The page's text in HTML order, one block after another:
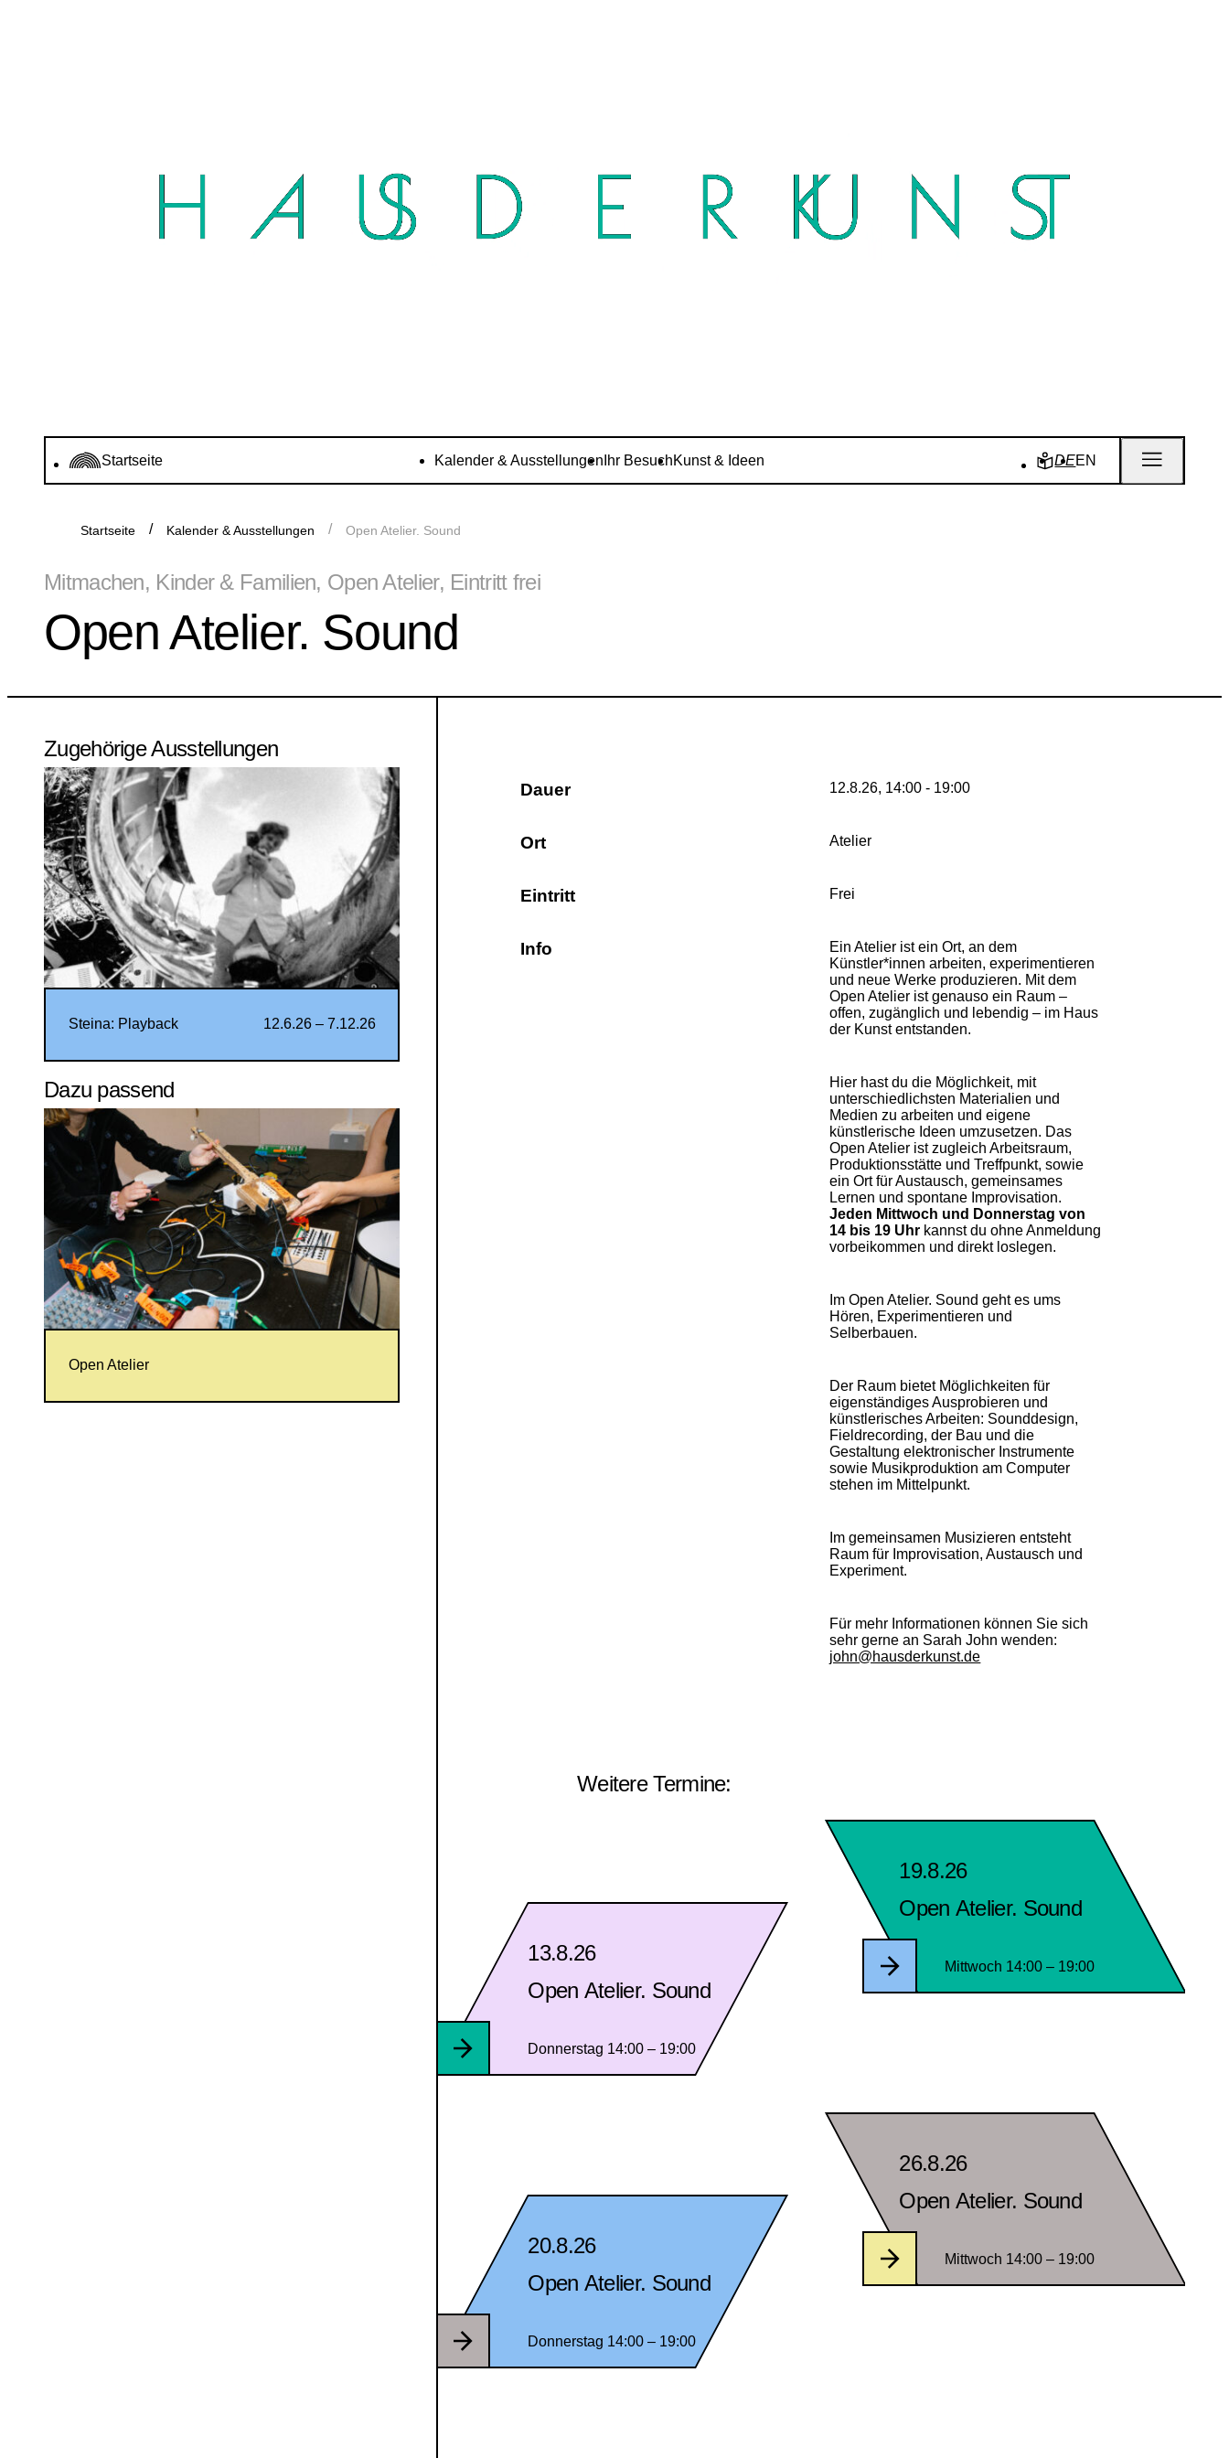
Startseite Kalender & Ausstellungen Ihr BesuchKunst & Ideen DEEN
Startseite Kalender & Ausstellungen Open Atelier. Sound
Mitmachen, Kinder & Familien, Open Atelier, Eintritt frei
Open Atelier. Sound
Dauer 12.8.26, 14:00 - 19:00
Ort Atelier
Eintritt Frei
Info
Ein Atelier ist ein Ort, an dem
Künstler*innen arbeiten, experimentieren
und neue Werke produzieren. Mit dem
Open Atelier ist genauso ein Raum –
offen, zugänglich und lebendig – im Haus
der Kunst entstanden.
Hier hast du die Möglichkeit, mit
unterschiedlichsten Materialien und
Medien zu arbeiten und eigene
künstlerische Ideen umzusetzen. Das
Open Atelier ist zugleich Arbeitsraum,
Produktionsstätte und Treffpunkt, sowie
ein Ort für Austausch, gemeinsames
Lernen und spontane Improvisation.
Jeden Mittwoch und Donnerstag von
14 bis 19 Uhr kannst du ohne Anmeldung
vorbeikommen und direkt loslegen.
Im Open Atelier. Sound geht es ums
Hören, Experimentieren und
Selberbauen.
Der Raum bietet Möglichkeiten für
eigenständiges Ausprobieren und
künstlerisches Arbeiten: Sounddesign,
Fieldrecording, der Bau und die
Gestaltung elektronischer Instrumente
sowie Musikproduktion am Computer
stehen im Mittelpunkt.
Im gemeinsamen Musizieren entsteht
Raum für Improvisation, Austausch und
Experiment.
Für mehr Informationen können Sie sich
sehr gerne an Sarah John wenden:
john@hausderkunst.de
Weitere Termine:
13.8.26
Open Atelier. Sound
Donnerstag 14:00 – 19:00
19.8.26
Open Atelier. Sound
Mittwoch 14:00 – 19:00
20.8.26
Open Atelier. Sound
Donnerstag 14:00 – 19:00
26.8.26
Open Atelier. Sound
Mittwoch 14:00 – 19:00
Zugehörige Ausstellungen
Steina: Playback 12.6.26 – 7.12.26
Dazu passend
Open Atelier